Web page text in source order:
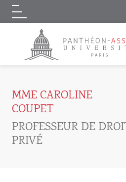
Logo
MME CAROLINE
COUPET
PROFESSEUR DE
PRIVÉ